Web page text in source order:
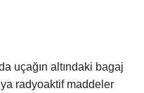
uçağın altındaki bagaj
radyoaktif maddeler